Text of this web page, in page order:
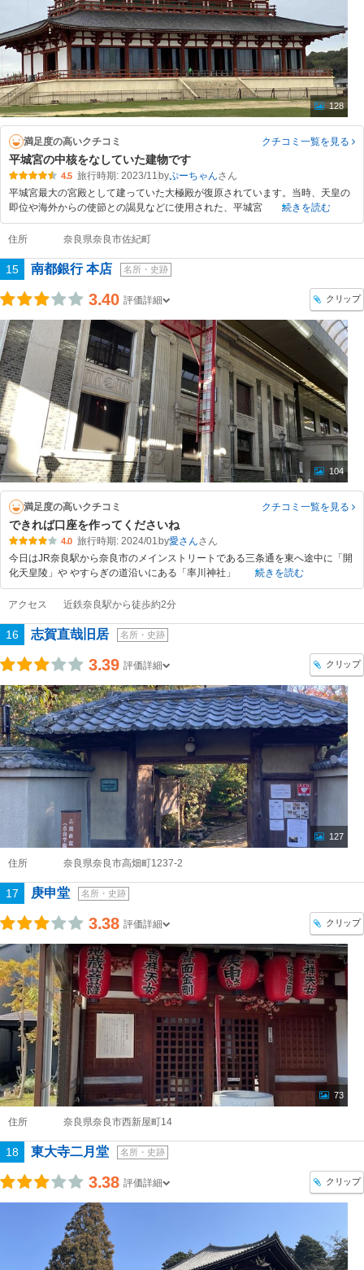
128
満足度の高いクチコミ クチコミ一覧を見る
平城宮の中核をなしていた建物です
4.5 旅行時期: 2023/11 byぷーちゃん
平城宮最大の宮殿として建っていた大極殿が復原されています。当時、天皇の
即位や海外からの使節との謁見などに使用された、平城宮
続きを読む
住所 奈良県奈良市佐紀町
15 南都銀行 本店 名所・史跡
3.40 評価詳細 クリップ
104
満足度の高いクチコミ クチコミ一覧を見る
できれば口座を作ってくださいね
4.0 旅行時期: 2024/01 by愛さん
今日はJR奈良駅から奈良市のメインストリートである三条通を東へ途中に「開
化天皇陵」や やすらぎの道沿いにある「率川神社」
続きを読む
アクセス 近鉄奈良駅から徒歩約2分
16 志賀直哉旧居 名所・史跡
3.39 評価詳細 クリップ
127
住所 奈良県奈良市高畑町1237-2
17 庚申堂 名所・史跡
3.38 評価詳細 クリップ
73
住所 奈良県奈良市西新屋町14
18 東大寺二月堂 名所・史跡
3.38 評価詳細 クリップ